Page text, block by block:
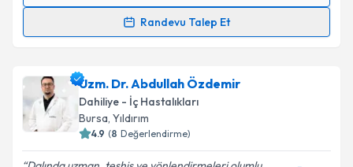
Takvim Talebini Gönder
Randevu Talep Et
takvim hazırlandığında e-posta ile bilgilendireceğiz.
E-posta Adresiniz
Uzm. Dr. Abdullah Özdemir
Dahiliye - İç Hastalıkları
Bursa, Yıldırım
4.9 (8 Değerlendirme)